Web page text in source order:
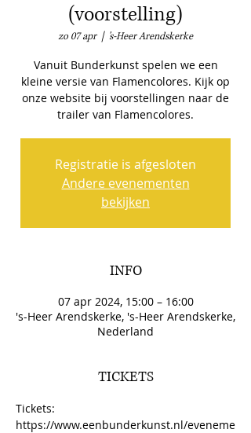
(voorstelling)
zo 07 apr
  |
's-Heer Arendskerke
Vanuit Bunderkunst spelen we een
kleine versie van Flamencolores. Kijk op
onze website bij voorstellingen naar de
Registratie is afgesloten
Andere evenementen
bekijken
INFO
07 apr 2024, 15:00 – 16:00
's-Heer Arendskerke, 's-Heer Arendskerke,
Nederland
TICKETS
Tickets:
https://www.eenbunderkunst.nl/eveneme